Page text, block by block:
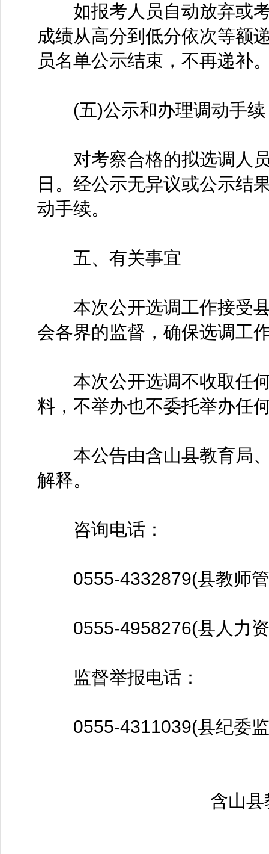
如报考人员自动放弃或考
成绩从高分到低分依次等额
员名单公示结束，不再递补
(五)公示和办理调动手续
对考察合格的拟选调人员
日。经公示无异议或公示结
动手续。
五、有关事宜
本次公开选调工作接受县
会各界的监督，确保选调工
本次公开选调不收取任何
料，不举办也不委托举办任
本公告由含山县教育局、
解释。
咨询电话：
0555-4332879(县教师管
0555-4958276(县人力资
监督举报电话：
0555-4311039(县纪委监
含山县教